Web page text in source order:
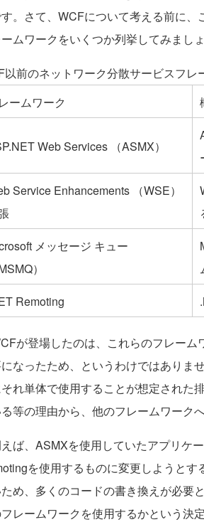
す。さて、WCFについて考える前に
ムワークをいくつか列挙してみましょ
以前のネットワーク分散サービスフレ
ームワーク
Web Services （ASMX）
Service Enhancements （WSE）
メッセージ キュー
）
Remoting
が登場したのは、これらのフレーム
なったため、というわけではありま
れ単体で使用することが想定された
等の理由から、他のフレームワーク
ば、ASMXを使用していたアプリケ
を使用するものに変更しようと
め、多くのコードの書き換えが必要
レームワークを使用するかという決